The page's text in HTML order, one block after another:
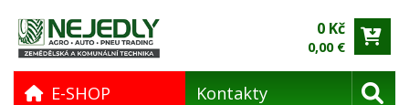
0 Kč
0,00 €
E-SHOP Kontakty